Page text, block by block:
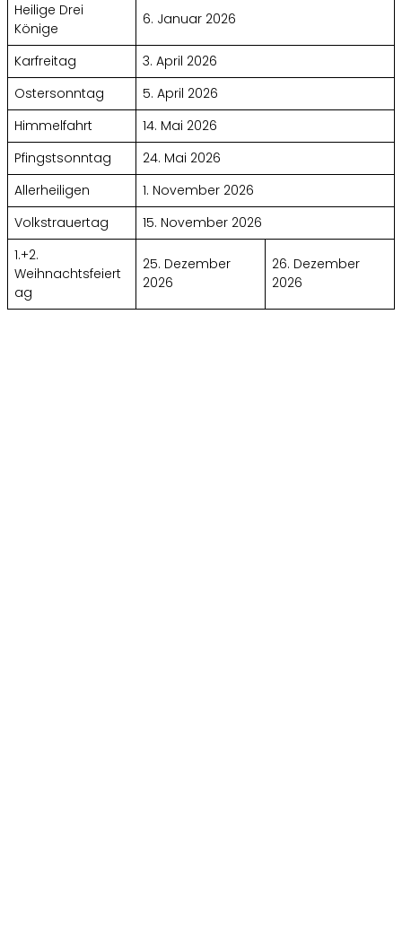
Heilige Drei
Könige
6. Januar 2026
Karfreitag
3. April 2026
Ostersonntag
5. April 2026
Himmelfahrt
14. Mai 2026
Pfingstsonntag
24. Mai 2026
Allerheiligen
1. November 2026
Volkstrauertag
15. November 2026
1.+2.
Weihnachtsfeiert
ag
25. Dezember
2026
26. Dezember
2026